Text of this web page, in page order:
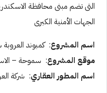
التى تضم مبنى محافظة
الجهات الأمنية الكبرى
اسم المشروع: كمبوند
موقع المشروع: سموحة –
اسم المطور العقاري: شركة